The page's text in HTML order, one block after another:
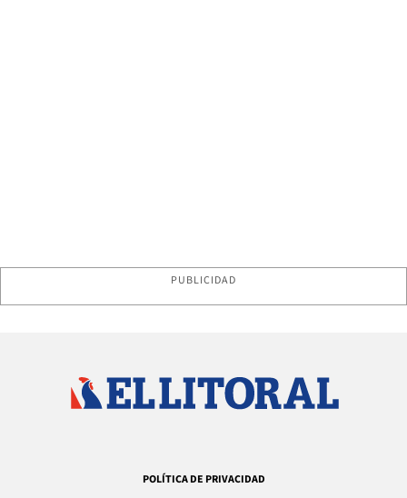
PUBLICIDAD
POLÍTICA DE PRIVACIDAD